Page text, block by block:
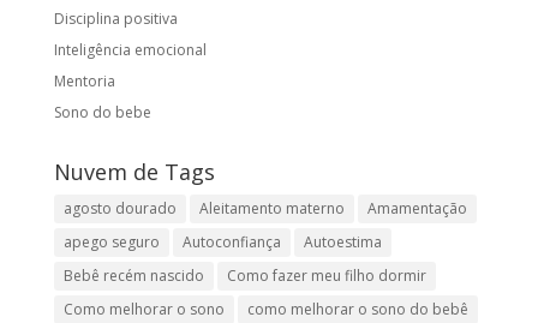
Disciplina positiva
Inteligência emocional
Mentoria
Sono do bebe
Nuvem de Tags
agosto dourado Aleitamento materno
Amamentação
apego seguro
Autoconfiança
Autoestima
Bebê recém nascido
Como fazer meu filho dormir
Como melhorar o sono
como melhorar o sono do bebê